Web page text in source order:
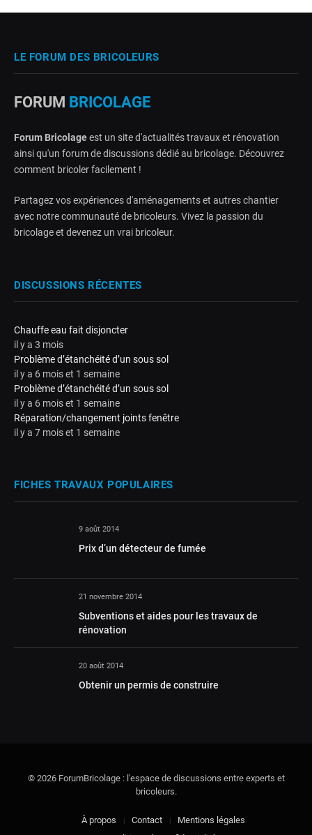
LE FORUM DES BRICOLEURS
FORUM BRICOLAGE
Forum Bricolageest un site d'actualités travaux et rénovation
ainsi qu'un forum de discussions dédié au bricolage. Découvrez
comment bricoler facilement !
Partagez vos expériences d'aménagements et autres chantier
avec notre communauté de bricoleurs. Vivez la passion du
bricolage et devenez un vrai bricoleur.
DISCUSSIONS RÉCENTES
Chauffe eau fait disjoncter
il y a 3 mois
Problème d’étanchéité d’un sous sol
il y a 6 mois et 1 semaine
Problème d’étanchéité d’un sous sol
il y a 6 mois et 1 semaine
Réparation/changement joints fenêtre
il y a 7 mois et 1 semaine
FICHES TRAVAUX POPULAIRES
9 août 2014
Prix d’un détecteur de fumée
21 novembre 2014
Subventions et aides pour les travaux de
rénovation
20 août 2014
Obtenir un permis de construire
© 2026 ForumBricolage : l'espace de discussions entre experts et
bricoleurs.
À propos Contact
Mentions légales